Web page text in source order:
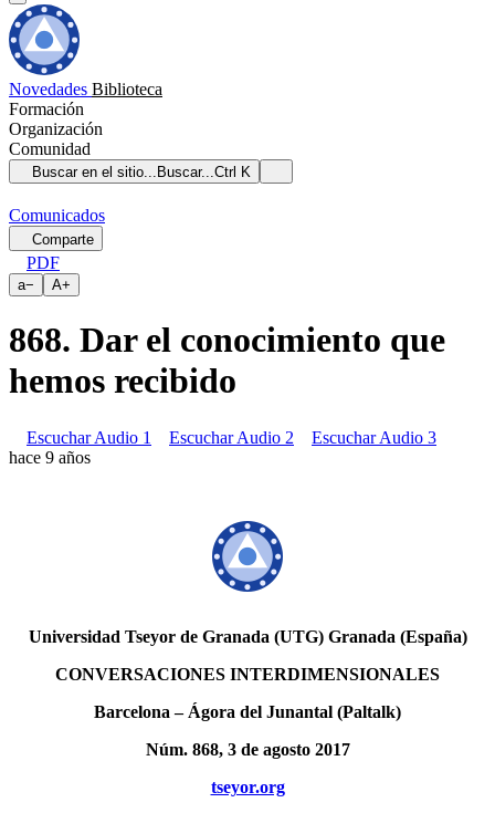
Novedades Biblioteca
Formación
Organización
Comunidad
Buscar en el sitio... Buscar...Ctrl K
Comunicados
Comparte
PDF
a− A+
868. Dar el conocimiento que
hemos recibido
Escuchar Audio 1 Escuchar Audio 2
Escuchar Audio 3
hace 9 años
Universidad Tseyor de Granada (UTG) Granada (España)
CONVERSACIONES INTERDIMENSIONALES
Barcelona – Ágora del Junantal (Paltalk)
Núm. 868, 3 de agosto 2017
tseyor.org